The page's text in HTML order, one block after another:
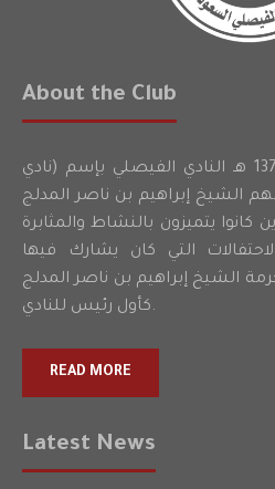
About the Club
أسس شباب حرمه عام 1374 هـ النادي الفيصلي بإسم (نادي
الشيخ إبراهيم بن ناصر المدلج
يتميزون بالنشاط والمثابرة
التي كان يشارك فيها
الشيخ إبراهيم بن ناصر المدلج
كأول رئيس للنادي.
READ MORE
Latest News